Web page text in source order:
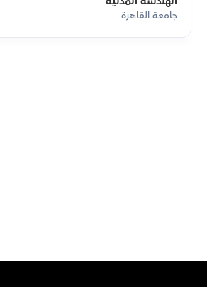
جامعة القاهرة